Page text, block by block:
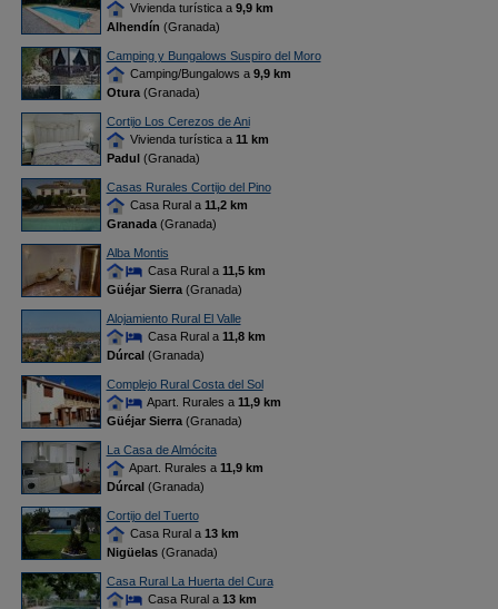
Vivienda turística a 9,9 km
Alhendín (Granada)
Camping y Bungalows Suspiro del Moro
Camping/Bungalows a 9,9 km
Otura(Granada)
Cortijo Los Cerezos de Ani
Vivienda turística a 11 km
Padul(Granada)
Casas Rurales Cortijo del Pino
Casa Rural a 11,2 km
Granada(Granada)
Alba Montis
Casa Rural a 11,5 km
Güéjar Sierra(Granada)
Alojamiento Rural El Valle
Casa Rural a 11,8 km
Dúrcal(Granada)
Complejo Rural Costa del Sol
Apart. Rurales a 11,9 km
Güéjar Sierra(Granada)
La Casa de Almócita
Apart. Rurales a 11,9 km
Dúrcal(Granada)
Cortijo del Tuerto
Casa Rural a 13 km
Nigüelas(Granada)
Casa Rural La Huerta del Cura
Casa Rural a 13 km